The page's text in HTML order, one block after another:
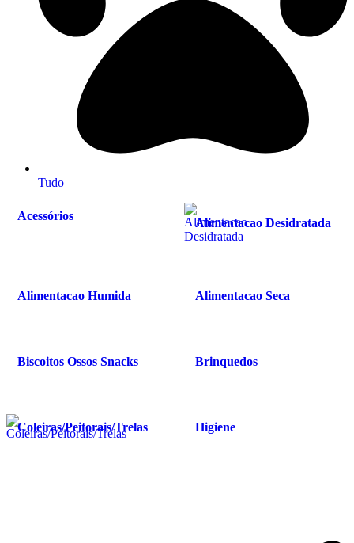
Tudo
Acessórios
Alimentacao Desidratada
Alimentacao Humida Alimentacao Seca
Biscoitos Ossos Snacks Brinquedos
Coleiras/Peitorais/Trelas Higiene